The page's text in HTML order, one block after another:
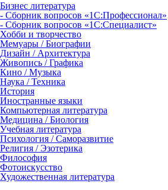
Бизнес литература
- Сборник вопросов «1С:Профессионал»
- Сборник вопросов «1С:Специалист»
Хобби и творчество
Мемуары / Биографии
Дизайн / Архитектура
Живопись / Графика
Кино / Музыка
Наука / Техника
История
Иностранные языки
Компьютерная литература
Медицина / Биология
Учебная литература
Психология / Саморазвитие
Религия / Эзотерика
Философия
Фотоискусство
Художественная литература